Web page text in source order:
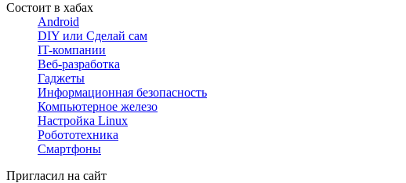
Состоит в хабах
Android
DIY или Сделай сам
IT-компании
Веб-разработка
Гаджеты
Информационная безопасность
Компьютерное железо
Настройка Linux
Робототехника
Смартфоны
Пригласил на сайт